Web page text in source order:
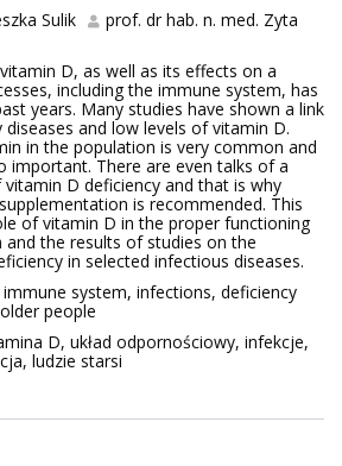
Sulik
prof. dr hab. n. med. Zyta
D, as well as its effects on a
including the immune system, has
years. Many studies have shown a link
and low levels of vitamin D.
in the population is very common and
important. There are even talks of a
D deficiency and that is why
is recommended. This
of vitamin D in the proper functioning
the results of studies on the
in selected infectious diseases.
system, infections, deficiency
people
D, układ odpornościowy, infekcje,
ludzie starsi